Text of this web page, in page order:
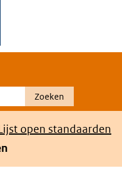
Zoeken
open standaarden